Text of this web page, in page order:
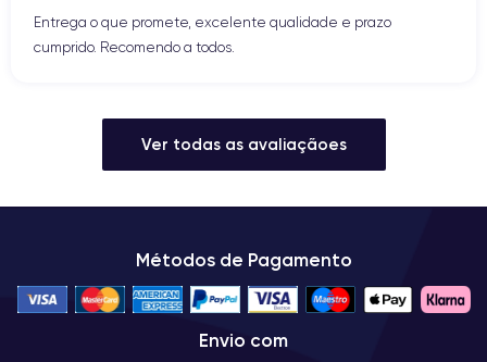
Entrega o que promete, excelente qualidade e prazo
cumprido. Recomendo a todos.
Ver todas as avaliaçãoes
Métodos de Pagamento
Envio com